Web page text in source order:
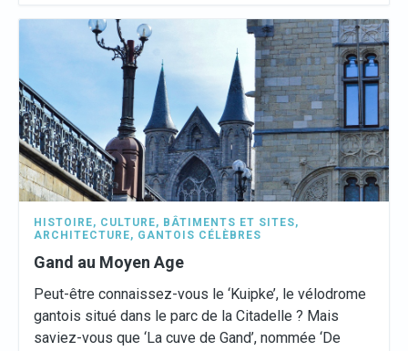
HISTOIRE, CULTURE, BÂTIMENTS ET SITES,
ARCHITECTURE, GANTOIS CÉLÈBRES
Gand au Moyen Age
Peut-être connaissez-vous le ‘Kuipke’, le vélodrome
gantois situé dans le parc de la Citadelle ? Mais
saviez-vous que ‘La cuve de Gand’, nommée ‘De